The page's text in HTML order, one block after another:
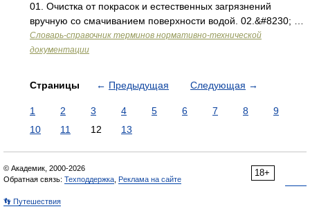
01. Очистка от покрасок и естественных загрязнений
вручную со смачиванием поверхности водой. 02.&#8230; …
Словарь-справочник терминов нормативно-технической
документации
Страницы ← Предыдущая Следующая →
1 2 3 4 5 6 7 8
9
10
11 12 13
18+
© Академик, 2000-2026
Обратная связь: Техподдержка Реклама на сайте
👣 Путешествия